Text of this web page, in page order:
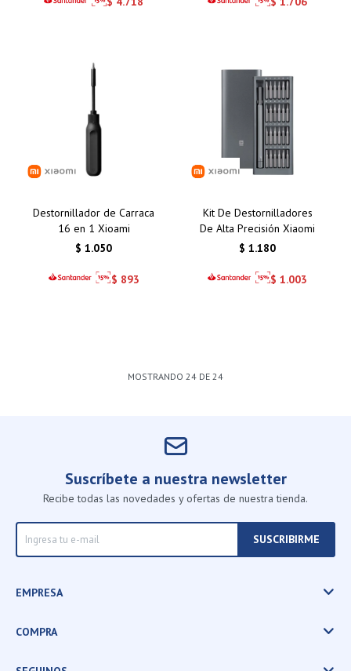
Destornillador de Carraca
16 en 1 Xioami
$ 1.050
$ 893
Kit De Destornilladores
De Alta Precisión Xiaomi
$ 1.180
$ 1.003
MOSTRANDO 24 DE 24
Suscríbete a nuestra newsletter
Recibe todas las novedades y ofertas de nuestra tienda.
SUSCRIBIRME
EMPRESA
COMPRA